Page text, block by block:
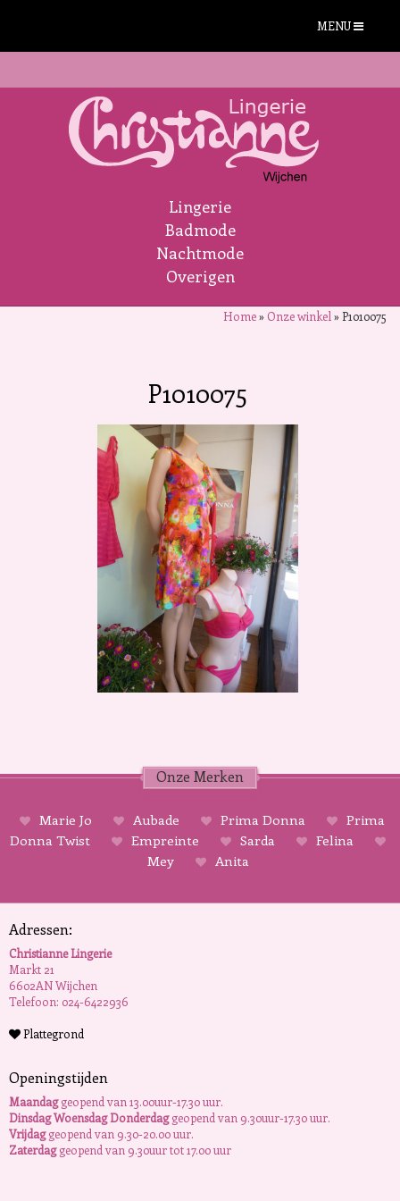
MENU
Lingerie
Badmode
Nachtmode
Overigen
Home» Onze winkel »P1010075
P1010075
Onze Merken
Marie Jo Aubade Prima Donna
Prima
Donna Twist
Empreinte Sarda
Felina
Mey
Anita
Adressen:
Christianne Lingerie
Markt 21
6602AN Wijchen
Telefoon: 024-6422936
Plattegrond
Openingstijden
Maandaggeopend van 13.00uur-17.30 uur.
Dinsdag Woensdag Donderdaggeopend van 9.30uur-17.30 uur.
Vrijdaggeopend van 9.30-20.00 uur.
Zaterdaggeopend van 9.30uur tot 17.00 uur